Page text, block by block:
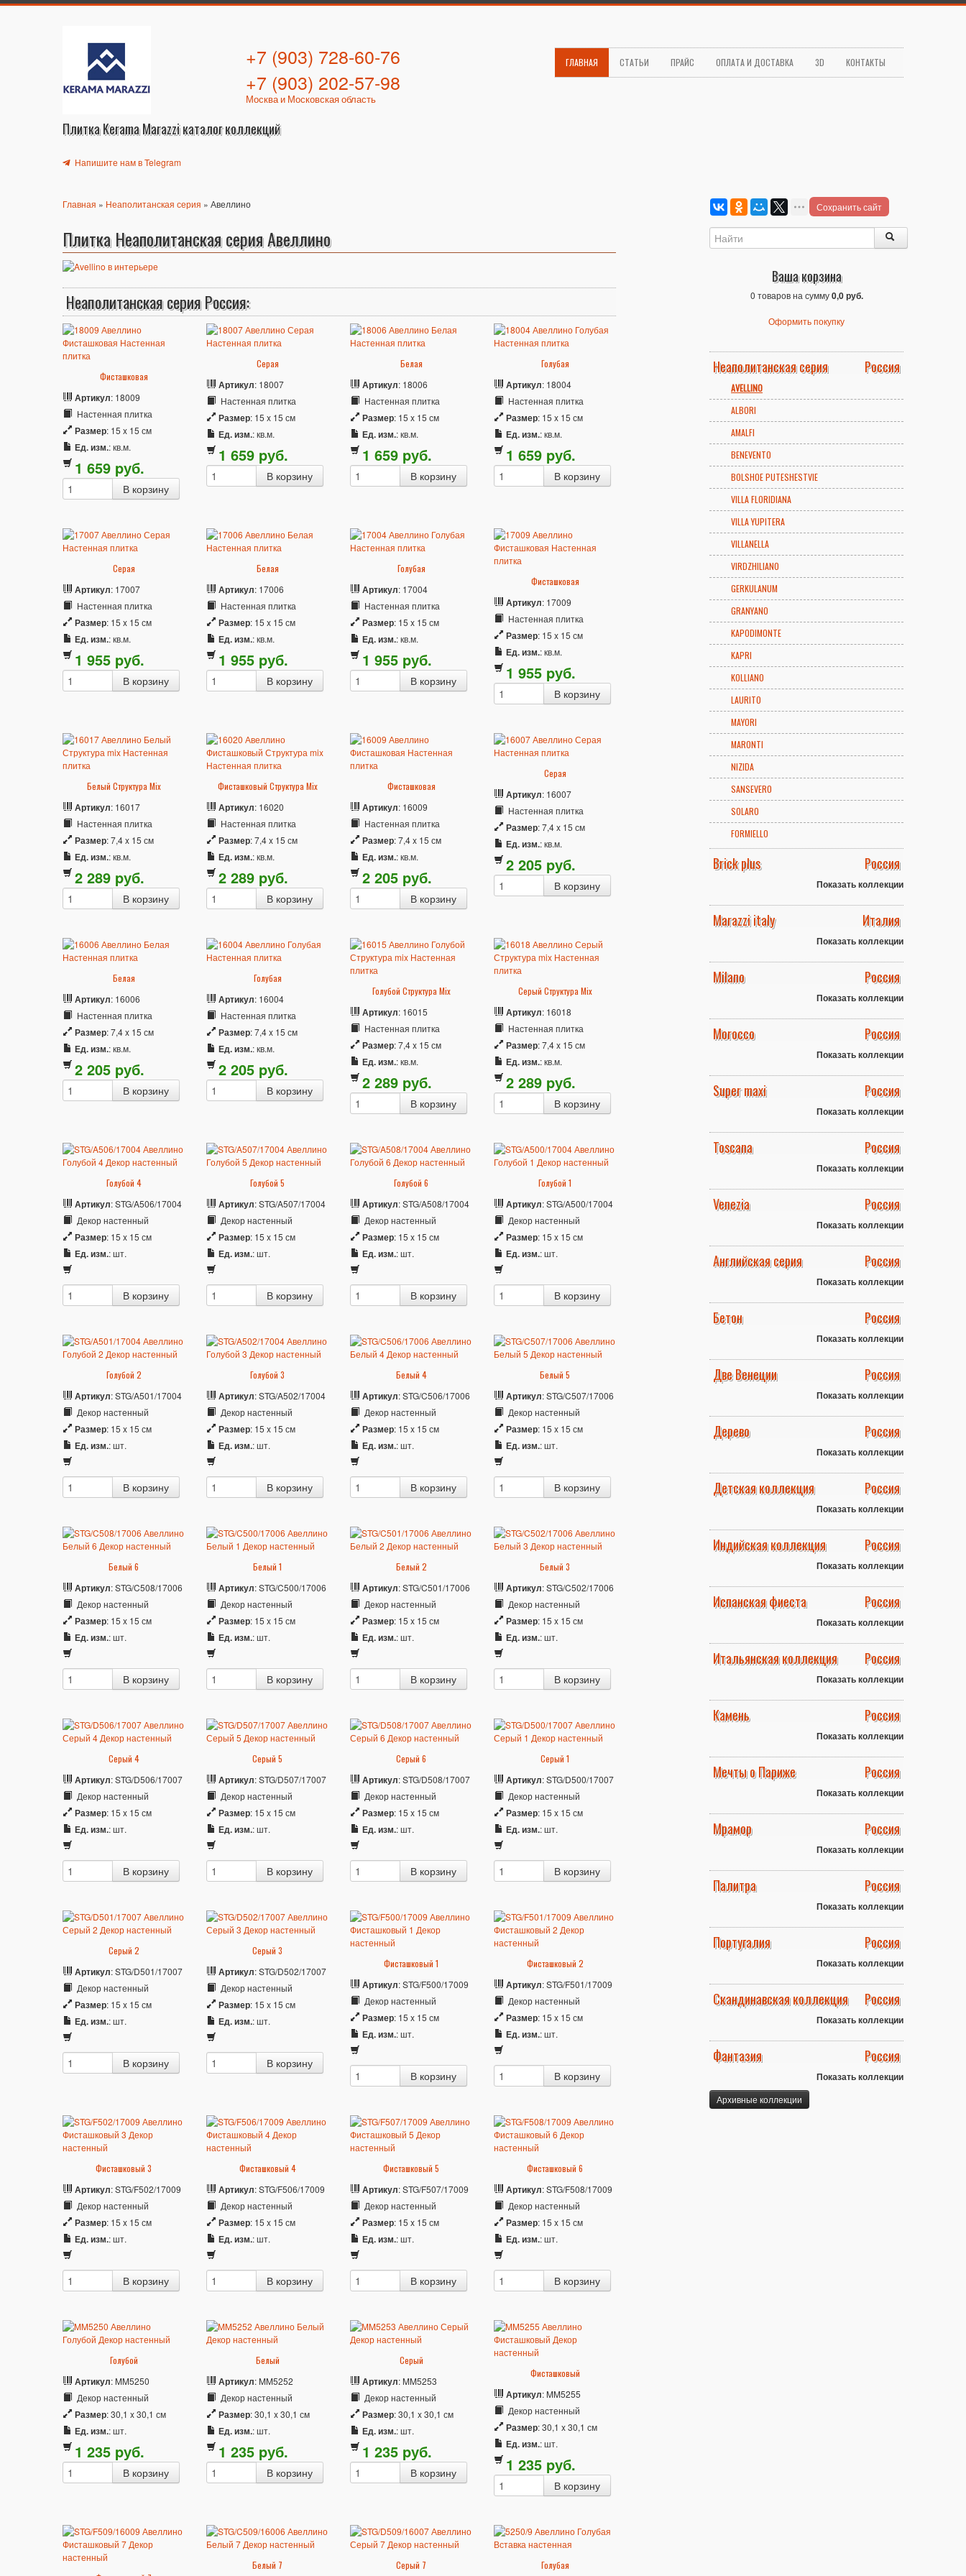
Плитка Kerama Marazzi каталог коллекций
+7 (903) 728-60-76
+7 (903) 202-57-98
Москва и Московская область
Напишите нам в Telegram
ГЛАВНАЯ СТАТЬИ ПРАЙС ОПЛАТА И ДОСТАВКА 3D КОНТАКТЫ
Главная » Неаполитанская серия » Авеллино
Плитка Неаполитанская серия Авеллино
Неаполитанская серия Россия:
Фисташковая
Артикул: 18009
Настенная плитка
Размер: 15 x 15 см
Ед. изм.: кв.м.
1 659 pуб.
Серая
Артикул: 18007
Настенная плитка
Размер: 15 x 15 см
Ед. изм.: кв.м.
1 659 pуб.
Белая
Артикул: 18006
Настенная плитка
Размер: 15 x 15 см
Ед. изм.: кв.м.
1 659 pуб.
Голубая
Артикул: 18004
Настенная плитка
Размер: 15 x 15 см
Ед. изм.: кв.м.
1 659 pуб.
Серая
Артикул: 17007
Настенная плитка
Размер: 15 x 15 см
Ед. изм.: кв.м.
1 955 pуб.
Белая
Артикул: 17006
Настенная плитка
Размер: 15 x 15 см
Ед. изм.: кв.м.
1 955 pуб.
Голубая
Артикул: 17004
Настенная плитка
Размер: 15 x 15 см
Ед. изм.: кв.м.
1 955 pуб.
Фисташковая
Артикул: 17009
Настенная плитка
Размер: 15 x 15 см
Ед. изм.: кв.м.
1 955 pуб.
Белый Структура Mix
Артикул: 16017
Настенная плитка
Размер: 7,4 x 15 см
Ед. изм.: кв.м.
2 289 pуб.
Фисташковый Структура Mix
Артикул: 16020
Настенная плитка
Размер: 7,4 x 15 см
Ед. изм.: кв.м.
2 289 pуб.
Фисташковая
Артикул: 16009
Настенная плитка
Размер: 7,4 x 15 см
Ед. изм.: кв.м.
2 205 pуб.
Серая
Артикул: 16007
Настенная плитка
Размер: 7,4 x 15 см
Ед. изм.: кв.м.
2 205 pуб.
Белая
Артикул: 16006
Настенная плитка
Размер: 7,4 x 15 см
Ед. изм.: кв.м.
2 205 pуб.
Голубая
Артикул: 16004
Настенная плитка
Размер: 7,4 x 15 см
Ед. изм.: кв.м.
2 205 pуб.
Голубой Структура Mix
Артикул: 16015
Настенная плитка
Размер: 7,4 x 15 см
Ед. изм.: кв.м.
2 289 pуб.
Серый Структура Mix
Артикул: 16018
Настенная плитка
Размер: 7,4 x 15 см
Ед. изм.: кв.м.
2 289 pуб.
Голубой 4
Артикул: STG/A506/17004
Декор настенный
Размер: 15 x 15 см
Ед. изм.: шт.
Голубой 5
Артикул: STG/A507/17004
Декор настенный
Размер: 15 x 15 см
Ед. изм.: шт.
Голубой 6
Артикул: STG/A508/17004
Декор настенный
Размер: 15 x 15 см
Ед. изм.: шт.
Голубой 1
Артикул: STG/A500/17004
Декор настенный
Размер: 15 x 15 см
Ед. изм.: шт.
Голубой 2
Артикул: STG/A501/17004
Декор настенный
Размер: 15 x 15 см
Ед. изм.: шт.
Голубой 3
Артикул: STG/A502/17004
Декор настенный
Размер: 15 x 15 см
Ед. изм.: шт.
Белый 4
Артикул: STG/C506/17006
Декор настенный
Размер: 15 x 15 см
Ед. изм.: шт.
Белый 5
Артикул: STG/C507/17006
Декор настенный
Размер: 15 x 15 см
Ед. изм.: шт.
Белый 6
Артикул: STG/C508/17006
Декор настенный
Размер: 15 x 15 см
Ед. изм.: шт.
Белый 1
Артикул: STG/C500/17006
Декор настенный
Размер: 15 x 15 см
Ед. изм.: шт.
Белый 2
Артикул: STG/C501/17006
Декор настенный
Размер: 15 x 15 см
Ед. изм.: шт.
Белый 3
Артикул: STG/C502/17006
Декор настенный
Размер: 15 x 15 см
Ед. изм.: шт.
Серый 4
Артикул: STG/D506/17007
Декор настенный
Размер: 15 x 15 см
Ед. изм.: шт.
Серый 5
Артикул: STG/D507/17007
Декор настенный
Размер: 15 x 15 см
Ед. изм.: шт.
Серый 6
Артикул: STG/D508/17007
Декор настенный
Размер: 15 x 15 см
Ед. изм.: шт.
Серый 1
Артикул: STG/D500/17007
Декор настенный
Размер: 15 x 15 см
Ед. изм.: шт.
Серый 2
Артикул: STG/D501/17007
Декор настенный
Размер: 15 x 15 см
Ед. изм.: шт.
Серый 3
Артикул: STG/D502/17007
Декор настенный
Размер: 15 x 15 см
Ед. изм.: шт.
Фисташковый 1
Артикул: STG/F500/17009
Декор настенный
Размер: 15 x 15 см
Ед. изм.: шт.
Фисташковый 2
Артикул: STG/F501/17009
Декор настенный
Размер: 15 x 15 см
Ед. изм.: шт.
Фисташковый 3
Артикул: STG/F502/17009
Декор настенный
Размер: 15 x 15 см
Ед. изм.: шт.
Фисташковый 4
Артикул: STG/F506/17009
Декор настенный
Размер: 15 x 15 см
Ед. изм.: шт.
Фисташковый 5
Артикул: STG/F507/17009
Декор настенный
Размер: 15 x 15 см
Ед. изм.: шт.
Фисташковый 6
Артикул: STG/F508/17009
Декор настенный
Размер: 15 x 15 см
Ед. изм.: шт.
Голубой
Артикул: MM5250
Декор настенный
Размер: 30,1 x 30,1 см
Ед. изм.: шт.
1 235 pуб.
Белый
Артикул: MM5252
Декор настенный
Размер: 30,1 x 30,1 см
Ед. изм.: шт.
1 235 pуб.
Серый
Артикул: MM5253
Декор настенный
Размер: 30,1 x 30,1 см
Ед. изм.: шт.
1 235 pуб.
Фисташковый
Артикул: MM5255
Декор настенный
Размер: 30,1 x 30,1 см
Ед. изм.: шт.
1 235 pуб.
Белый 7 Серый 7 Голубая
Сохранить сайт
Ваша корзина
0 товаров на сумму0,0 руб.
Оформить покупку
Неаполитанская серия Россия
AVELLINO
ALBORI
AMALFI
BENEVENTO
BOLSHOE PUTESHESTVIE
VILLA FLORIDIANA
VILLA YUPITERA
VILLANELLA
VIRDZHILIANO
GERKULANUM
GRANYANO
KAPODIMONTE
KAPRI
KOLLIANO
LAURITO
MAYORI
MARONTI
NIZIDA
SANSEVERO
SOLARO
FORMIELLO
Brick plus Россия
Показать коллекции
Marazzi italy Италия
Показать коллекции
Milano Россия
Показать коллекции
Morocco Россия
Показать коллекции
Super maxi Россия
Показать коллекции
Toscana Россия
Показать коллекции
Venezia Россия
Показать коллекции
Английская серия Россия
Показать коллекции
Бетон Россия
Показать коллекции
Две Венеции Россия
Показать коллекции
Дерево Россия
Показать коллекции
Детская коллекция Россия
Показать коллекции
Индийская коллекция Россия
Показать коллекции
Испанская фиеста Россия
Показать коллекции
Итальянская коллекция Россия
Показать коллекции
Камень Россия
Показать коллекции
Мечты о Париже Россия
Показать коллекции
Мрамор Россия
Показать коллекции
Палитра Россия
Показать коллекции
Португалия Россия
Показать коллекции
Скандинавская коллекция Россия
Показать коллекции
Фантазия Россия
Показать коллекции
Архивные коллекции